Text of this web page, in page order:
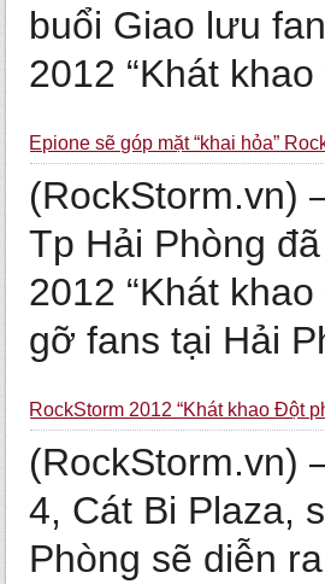
buổi Giao lưu
2012 “Khát
Epione sẽ góp mặt “khai hỏa”
(RockStorm.vn)
Tp Hải Phòng
2012 “Khát
gỡ fans tại Hải
RockStorm 2012 “Khát khao Đột
(RockStorm.vn)
4, Cát Bi Plaza,
Phòng sẽ diễn